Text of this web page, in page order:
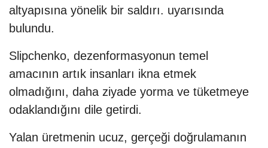
altyapısına yönelik bir saldırı. uyarısında
bulundu.
Slipchenko, dezenformasyonun temel
amacının artık insanları ikna etmek
olmadığını, daha ziyade yorma ve tüketmeye
odaklandığını dile getirdi.
Yalan üretmenin ucuz, gerçeği doğrulamanın